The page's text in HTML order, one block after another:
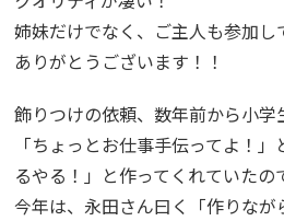
姉妹だけでなく、ご主人も参加し
ありがとうございます！！
飾りつけの依頼、数年前から小
「ちょっとお仕事手伝ってよ！
るやる！」と作ってくれていたの
今年は、永田さん曰く「作りな